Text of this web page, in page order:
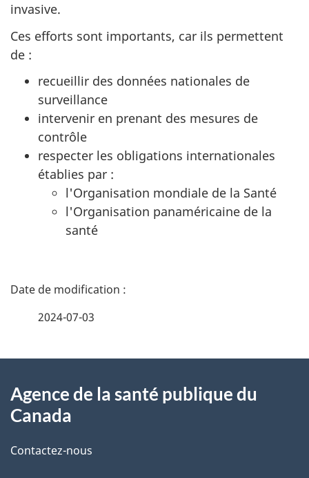
invasive.
Ces efforts sont importants, car ils permettent
de :
recueillir des données nationales de
surveillance
intervenir en prenant des mesures de
contrôle
respecter les obligations internationales
établies par :
l'Organisation mondiale de la Santé
l'Organisation panaméricaine de la
santé
D
i
s
2024-07-03
propos
de
ce
Agence de la santé publique du
Canada
Contactez-nous